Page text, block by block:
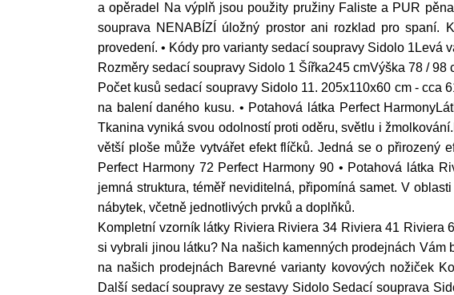
a opěradel Na výplň jsou použity pružiny Faliste a PUR
souprava NENABÍZÍ úložný prostor ani rozklad pro spaní.
provedení. • Kódy pro varianty sedací soupravy Sidolo 1Levá
Rozměry sedací soupravy Sidolo 1 Šířka245 cmVýška 78 /
Počet kusů sedací soupravy Sidolo 11. 205x110x60 cm - cca
na balení daného kusu. • Potahová látka Perfect
Tkanina vyniká svou odolností proti oděru, světlu i
větší ploše může vytvářet efekt flíčků. Jedná se o přirozený
Perfect Harmony 72 Perfect Harmony 90 • Potahová látka
jemná struktura, téměř neviditelná, připomíná samet. V
nábytek, včetně jednotlivých prvků a doplňků.
Kompletní vzorník látky Riviera Riviera 34 Riviera 41 Riviera
si vybrali jinou látku? Na našich kamenných prodejnách
na našich prodejnách Barevné varianty kovových nožiček
Další sedací soupravy ze sestavy Sidolo Sedací souprava